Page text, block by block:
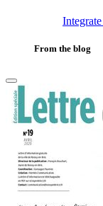
From the blog